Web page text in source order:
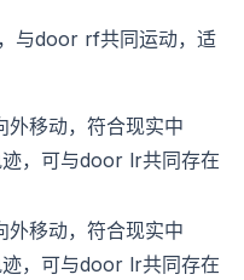
与door rf共同运动，适
外移动，符合现实中
，可与door lr共同存在
外移动，符合现实中
，可与door lr共同存在